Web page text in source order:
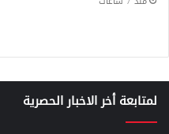
لمتابعة أخر الاخبار الحصرية